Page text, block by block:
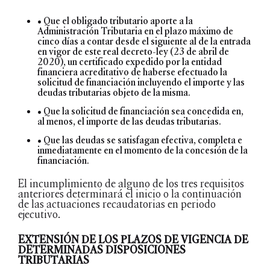
• Que el obligado tributario aporte a la
Administración Tributaria en el plazo máximo de
cinco días a contar desde el siguiente al de la entrada
en vigor de este real decreto-ley (23 de abril de
2020), un certificado expedido por la entidad
financiera acreditativo de haberse efectuado la
solicitud de financiación incluyendo el importe y las
deudas tributarias objeto de la misma.
• Que la solicitud de financiación sea concedida en,
al menos, el importe de las deudas tributarias.
• Que las deudas se satisfagan efectiva, completa e
inmediatamente en el momento de la concesión de la
financiación.
El incumplimiento de alguno de los tres requisitos
anteriores determinará el inicio o la continuación
de las actuaciones recaudatorias en periodo
ejecutivo.
EXTENSIÓN DE LOS PLAZOS DE VIGENCIA DE
DETERMINADAS DISPOSICIONES
TRIBUTARIAS